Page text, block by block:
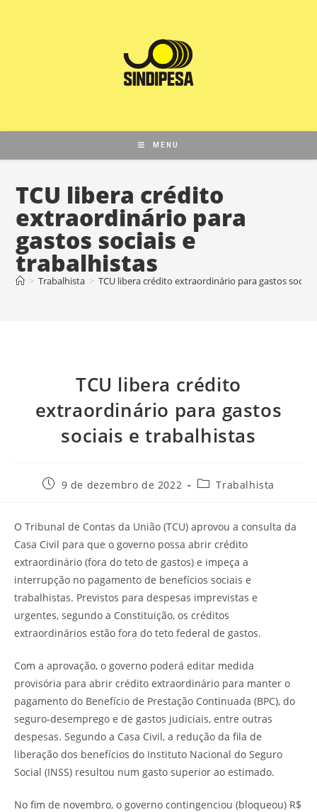
MENU
TCU libera crédito
extraordinário para
gastos sociais e
trabalhistas
> Trabalhista > TCU libera crédito extraordinário para gastos
TCU libera crédito
extraordinário para gastos
sociais e trabalhistas
9 de dezembro de 2022 Trabalhista
O Tribunal de Contas da União (TCU) aprovou a consulta da
Casa Civil para que o governo possa abrir crédito
extraordinário (fora do teto de gastos) e impeça a
interrupção no pagamento de benefícios sociais e
trabalhistas. Previstos para despesas imprevistas e
urgentes, segundo a Constituição, os créditos
extraordinários estão fora do teto federal de gastos.
Com a aprovação, o governo poderá editar medida
provisória para abrir crédito extraordinário para manter o
pagamento do Benefício de Prestação Continuada (BPC), do
seguro-desemprego e de gastos judiciais, entre outras
despesas. Segundo a Casa Civil, a redução da fila de
liberação dos benefícios do Instituto Nacional do Seguro
Social (INSS) resultou num gasto superior ao estimado.
No fim de novembro, o governo contingenciou (bloqueou) R$